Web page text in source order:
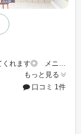
もっと見る
口コミ 1件